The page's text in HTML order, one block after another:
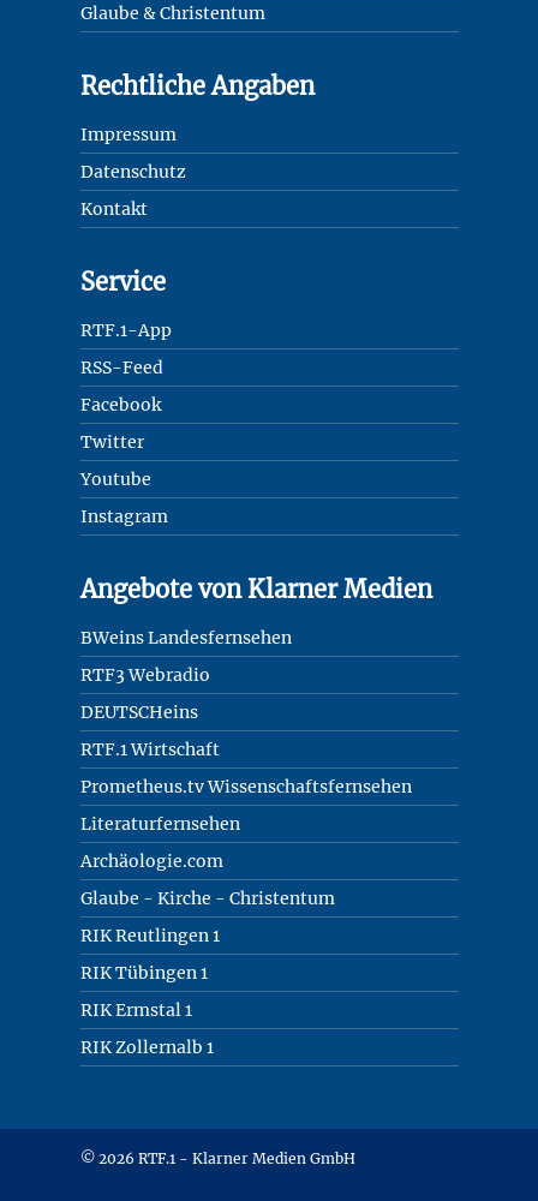
© 2026 RTF.1 - Klarner Medien GmbH
Glaube & Christentum
Rechtliche Angaben
Impressum
Datenschutz
Kontakt
Service
RTF.1-App
RSS-Feed
Facebook
Twitter
Youtube
Instagram
Angebote von Klarner Medien
BWeins Landesfernsehen
RTF3 Webradio
DEUTSCHeins
RTF.1 Wirtschaft
Prometheus.tv Wissenschaftsfernsehen
Literaturfernsehen
Archäologie.com
Glaube - Kirche - Christentum
RIK Reutlingen 1
RIK Tübingen 1
RIK Ermstal 1
RIK Zollernalb 1